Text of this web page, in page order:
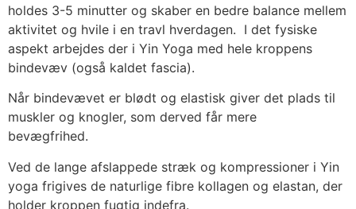
holdes 3-5 minutter og skaber en bedre balance mellem
aktivitet og hvile i en travl hverdagen. I det fysiske
aspekt arbejdes der i Yin Yoga med hele kroppens
bindevæv (også kaldet fascia).
Når bindevævet er blødt og elastisk giver det plads til
muskler og knogler, som derved får mere
bevægfrihed.
Ved de lange afslappede stræk og kompressioner i Yin
yoga frigives de naturlige fibre kollagen og elastan, der
holder kroppen fugtig indefra.